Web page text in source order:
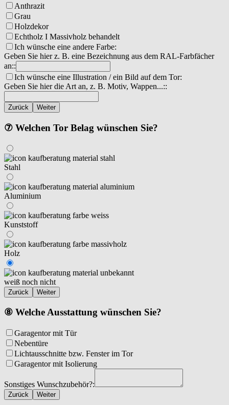
Anthrazit
Grau
Holzdekor
Echtholz I Massivholz behandelt
Ich wünsche eine andere Farbe:
Geben Sie hier z. B. eine Bezeichnung aus dem RAL-Farbfächer
an::
Ich wünsche eine Illustration / ein Bild auf dem Tor:
Geben Sie hier die Art an, z. B. Motiv, Wappen...::
Zurück Weiter
⑦ Welchen Tor Belag wünschen Sie?
Stahl
Aluminium
Kunststoff
Holz
weiß noch nicht
Zurück Weiter
⑧ Welche Ausstattung wünschen Sie?
Garagentor mit Tür
Nebentüre
Lichtausschnitte bzw. Fenster im Tor
Garagentor mit Isolierung
Sonstiges Wunschzubehör?:
Zurück Weiter